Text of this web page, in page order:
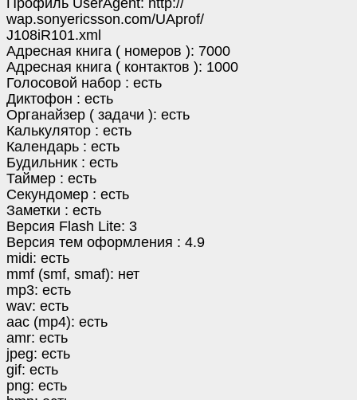
Профиль UserAgent: http://
wap.sonyericsson.com/UAprof/
J108iR101.xml
Адресная книга ( номеров ): 7000
Адресная книга ( контактов ): 1000
Голосовой набор : есть
Диктофон : есть
Органайзер ( задачи ): есть
Калькулятор : есть
Календарь : есть
Будильник : есть
Таймер : есть
Секундомер : есть
Заметки : есть
Версия Flash Lite: 3
Версия тем оформления : 4.9
midi: есть
mmf (smf, smaf): нет
mp3: есть
wav: есть
aac (mp4): есть
amr: есть
jpeg: есть
gif: есть
png: есть